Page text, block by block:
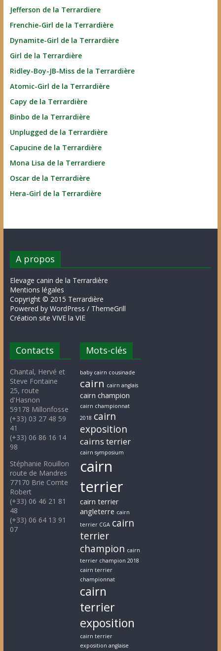
Jefferson de la Terrardiere
Frenchie-Girl de la Terrardière
Dynamite-Girl de la Terrardière
Girl de la Terrardière
Ridley-Boy-JB-Miss de la Terrardière
Atomic-Girl de la Terrardière
Capy de la Terrardière
Binbo de la Terrardière
Unplugged de la Terrardière
Capucine de la Terrardière
Mona Lisa de la Terrardiere
Oscar de la Terrardière
Hera-Girl de la Terrardière
A propos
Elevage canin de la Terrardière
Mentions légales
Copyright © 2015 Terrardière
Powered by WordPress / ThemeGrill
Création site VIVE la VIE
Contacts
Chantal, Hervé et
Steve Fontaine
25, route
d'Hasnon
59178 Millonfosse
(+33) 03 27 48 59
41
(+33) 06 86 16 14
98
Stéphanie Rouillon
route de Mandres
77170 Brie Comte
Robert
(+33) 06 46 21 81
48
(+33) 06 64 13 91
07
Mots-clés
baby cairn cousinade
cairn cairn anglais
cairn champion
cairn championnat
2018 cairn
exposition
cairns terrier
cairn symposium
cairn
terrier
cairn terrier
angleterre cairn
terrier CGA cairn
terrier
champion cairn
terrier champion 2018
cairn terrier
championnat
cairn
terrier
exposition
cairn terrier
exposition anglaise